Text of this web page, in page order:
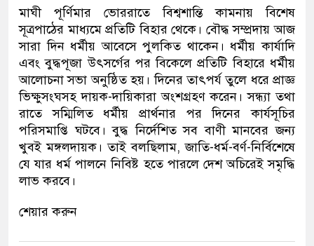
মাঘী পূর্ণিমার ভোররাতে বিশ্বশান্তি কামনায় বিশেষ
সূত্রপাঠের মাধ্যমে প্রতিটি বিহার থেকে। বৌদ্ধ সম্প্রদায় আজ
সারা দিন ধর্মীয় আবেসে পুলকিত থাকেন। ধর্মীয় কার্যাদি
এবং বুদ্ধপূজা উৎসর্গের পর বিকেলে প্রতিটি বিহারে ধর্মীয়
আলোচনা সভা অনুষ্ঠিত হয়। দিনের তাৎপর্য তুলে ধরে প্রাজ্ঞ
ভিক্ষুসংঘসহ দায়ক-দায়িকারা অংশগ্রহণ করেন। সন্ধ্যা তথা
রাতে সম্মিলিত ধর্মীয় প্রার্থনার পর দিনের কার্যসূচির
পরিসমাপ্তি ঘটবে। বুদ্ধ নির্দেশিত সব বাণী মানবের জন্য
খুবই মঙ্গলদায়ক। তাই বলছিলাম, জাতি-ধর্ম-বর্ণ-নির্বিশেষে
যে যার ধর্ম পালনে নিবিষ্ট হতে পারলে দেশ অচিরেই সমৃদ্ধি
লাভ করবে।
শেয়ার করুন